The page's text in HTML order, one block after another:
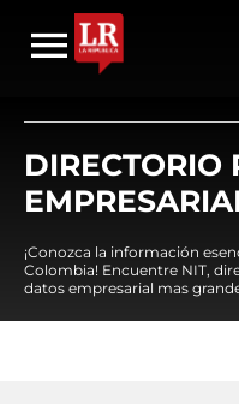
DIRECTORIO
¡Conozca la información
Colombia! Encuentre NIT,
datos empresarial mas